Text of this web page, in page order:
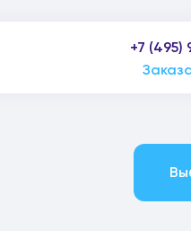
+7 (495)
пн-пт: 9:00-21:00, сб-